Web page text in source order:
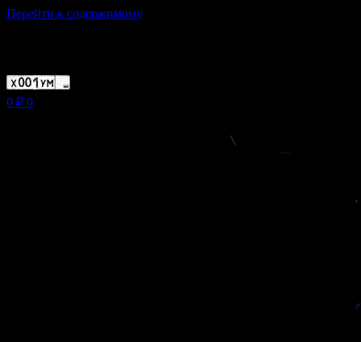
Перейти к содержимому
0 ₽ 0